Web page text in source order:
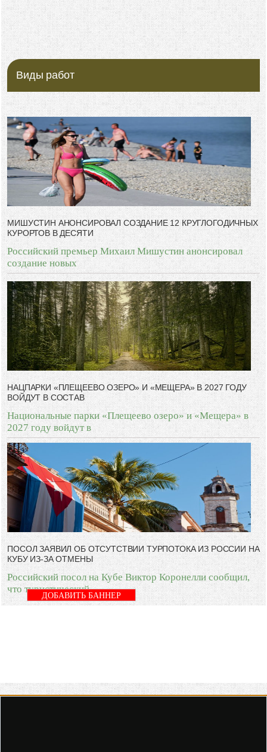
Виды работ
МИШУСТИН АНОНСИРОВАЛ СОЗДАНИЕ 12 КРУГЛОГОДИЧНЫХ
КУРОРТОВ В ДЕСЯТИ
Российский премьер Михаил Мишустин анонсировал
создание новых
НАЦПАРКИ «ПЛЕЩЕЕВО ОЗЕРО» И «МЕЩЕРА» В 2027 ГОДУ
ВОЙДУТ В СОСТАВ
Национальные парки «Плещеево озеро» и «Мещера» в
2027 году войдут в
ПОСОЛ ЗАЯВИЛ ОБ ОТСУТСТВИИ ТУРПОТОКА ИЗ РОССИИ НА
КУБУ ИЗ-ЗА ОТМЕНЫ
Российский посол на Кубе Виктор Коронелли сообщил,
что туристический
ДОБАВИТЬ БАННЕР